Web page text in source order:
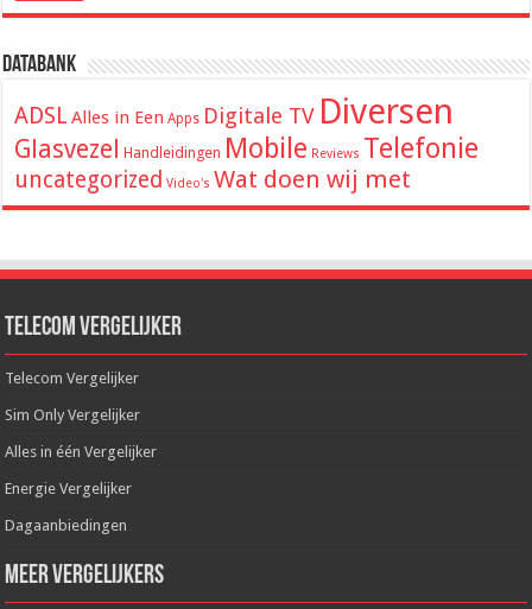
Databank
ADSL Alles in Een Apps Digitale TV Diversen
Glasvezel Handleidingen Mobile Reviews Telefonie
uncategorized Video's Wat doen wij met
Telecom Vergelijker
Telecom Vergelijker
Sim Only Vergelijker
Alles in één Vergelijker
Energie Vergelijker
Dagaanbiedingen
Meer Vergelijkers